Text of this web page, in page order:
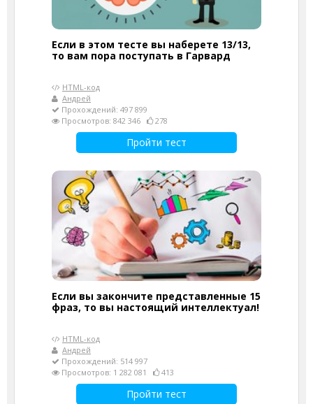
Если в этом тесте вы наберете 13/13,
то вам пора поступать в Гарвард
HTML-код
Андрей
Прохождений: 497 899
Просмотров: 842 346
278
Пройти тест
Если вы закончите представленные 15
фраз, то вы настоящий интеллектуал!
HTML-код
Андрей
Прохождений: 514 997
Просмотров: 1 282 081
413
Пройти тест